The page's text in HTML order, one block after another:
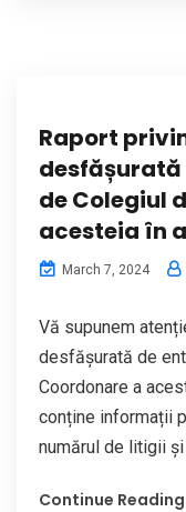
Raport
desfășurată
de Colegiul
acesteia în
March 7, 2024
Vă supunem
desfășurată de
Coordonare a
conține informații
numărul de litigii
Continue Reading